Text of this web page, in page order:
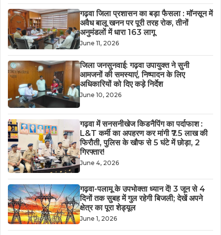
गढ़वा जिला प्रशासन का बड़ा फैसला : मॉनसून में
अवैध बालू खनन पर पूरी तरह रोक, तीनों
अनुमंडलों में धारा 163 लागू
June 11, 2026
जिला जनसुनवाई: गढ़वा उपायुक्त ने सुनी
आमजनों की समस्याएं, निष्पादन के लिए
अधिकारियों को दिए कड़े निर्देश
June 10, 2026
गढ़वा में सनसनीखेज किडनैपिंग का पर्दाफाश :
L&T कर्मी का अपहरण कर मांगी ₹7.5 लाख की
फिरौती, पुलिस के खौफ से 5 घंटे में छोड़ा, 2
गिरफ्तार!
June 4, 2026
गढ़वा-पलामू के उपभोक्ता ध्यान दें! 3 जून से 4
दिनों तक सुबह में गुल रहेगी बिजली; देखें अपने
क्षेत्र का पूरा शेड्यूल
June 1, 2026